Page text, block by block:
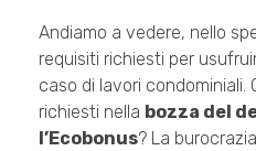
Andiamo a vedere, nello
requisiti richiesti per
caso di lavori condominiali.
richiesti nella bozza del
l’Ecobonus? La